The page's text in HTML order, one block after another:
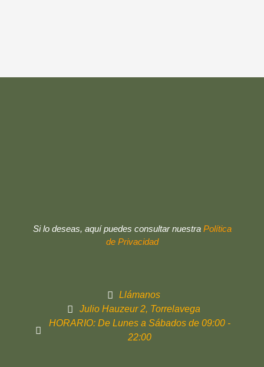
Si lo deseas, aquí puedes consultar nuestra Política
de Privacidad
Llámanos
Julio Hauzeur 2, Torrelavega
HORARIO: De Lunes a Sábados de 09:00 -
22:00